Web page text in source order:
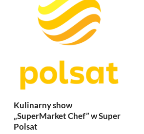
Kulinarny show
„SuperMarket Chef” w Super
Polsat